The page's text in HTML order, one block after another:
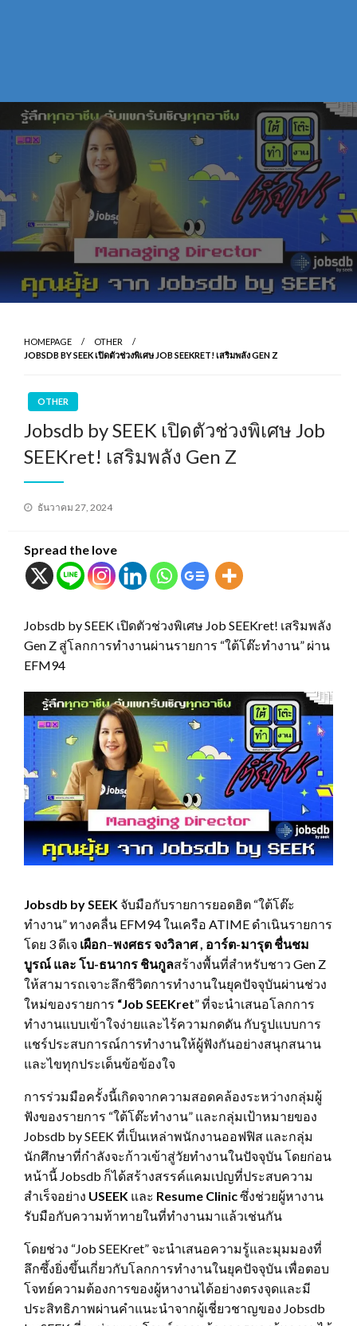
HOMEPAGE
OTHER
JOBSDB BY SEEK เปิดตัวช่วงพิเศษ JOB SEEKRET! เสริมพลัง GEN Z
OTHER
Jobsdb by SEEK เปิดตัวช่วงพิเศษ Job
SEEKret! เสริมพลัง Gen Z
Posted
ธันวาคม 27, 2024
Spread the love
Jobsdb by SEEK เปิดตัวช่วงพิเศษ Job SEEKret! เสริมพลัง
Gen Z สู่โลกการทำงานผ่านรายการ “ใต้โต๊ะทำงาน” ผ่าน
EFM94
Jobsdb by SEEK จับมือกับรายการยอดฮิต “ใต้โต๊ะ
ทำงาน” ทางคลื่น EFM94 ในเครือ ATIME ดำเนินรายการ
โดย 3 ดีเจ เผือก–พงศธร จงวิลาศ , อาร์ต-มารุต ชื่นชม
บูรณ์ และ โบ-ธนากร ชินกูลสร้างพื้นที่สำหรับชาว Gen Z
ให้สามารถเจาะลึกชีวิตการทำงานในยุคปัจจุบันผ่านช่วง
ใหม่ของรายการ “Job SEEKret” ที่จะนำเสนอโลกการ
ทำงานแบบเข้าใจง่ายและไร้ความกดดัน กับรูปแบบการ
แชร์ประสบการณ์การทำงานให้ผู้ฟังกันอย่างสนุกสนาน
และไขทุกประเด็นข้อข้องใจ
การร่วมมือครั้งนี้เกิดจากความสอดคล้องระหว่างกลุ่มผู้
ฟังของรายการ “ใต้โต๊ะทำงาน” และกลุ่มเป้าหมายของ
Jobsdb by SEEK ที่เป็นเหล่าพนักงานออฟฟิส และกลุ่ม
นักศึกษาที่กำลังจะก้าวเข้าสู่วัยทำงานในปัจจุบัน โดยก่อน
หน้านี้ Jobsdb ก็ได้สร้างสรรค์แคมเปญที่ประสบความ
สำเร็จอย่าง USEEK และ Resume Clinicซึ่งช่วยผู้หางาน
รับมือกับความท้าทายในที่ทำงานมาแล้วเช่นกัน
โดยช่วง “Job SEEKret” จะนำเสนอความรู้และมุมมองที่
ลึกซึ้งยิ่งขึ้นเกี่ยวกับโลกการทำงานในยุคปัจจุบัน เพื่อตอบ
โจทย์ความต้องการของผู้หางานได้อย่างตรงจุดและมี
ประสิทธิภาพผ่านคำแนะนำจากผู้เชี่ยวชาญของ Jobsdb